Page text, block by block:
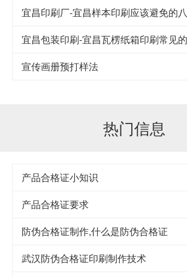
宜昌印刷厂-宜昌样本印刷应该避免的
宜昌包装印刷-宜昌瓦楞纸箱印刷常见
宣传画册预打样法
热门信息
产品合格证小知识
产品合格证要求
防伪合格证制作,什么是防伪合格证
武汉防伪合格证印刷制作技术